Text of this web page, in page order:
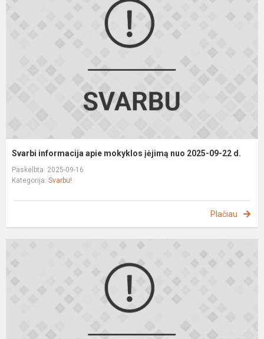
Svarbi informacija apie mokyklos įėjimą nuo 2025-09-22 d.
Paskelbta: 2025-09-16
Kategorija: Svarbu!
Plačiau